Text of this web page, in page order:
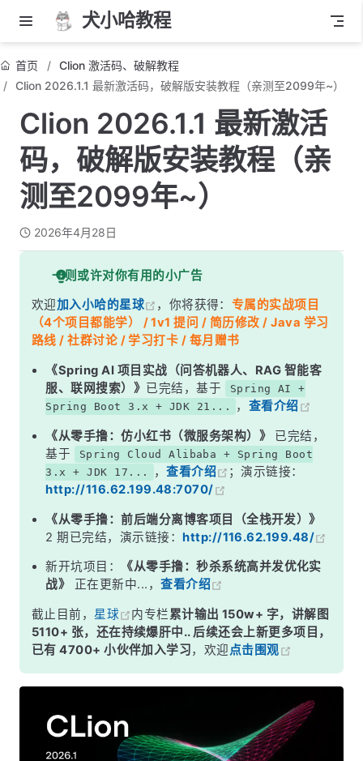
犬小哈教程
首页
Clion 激活码、破解教程
Clion 2026.1.1 最新激活码，破解版安装教程（亲测至2099年~）
Clion 2026.1.1 最新激活
码，破解版安装教程（亲
测至2099年~）
2026年4月28日
一则或许对你有用的小广告
欢迎加入小哈的星球 ，你将获得： 专属的实战项目
（4个项目都能学） / 1v1 提问 / 简历修改 / Java 学习
路线 / 社群讨论 / 学习打卡 / 每月赠书
《Spring AI 项目实战（问答机器人、RAG 智能客
服、联网搜索）》 已完结，基于
Spring AI +
Spring Boot 3.x + JDK 21...
， 查看介绍
《从零手撸：仿小红书（微服务架构）》
已完结，
基于
Spring Cloud Alibaba + Spring Boot
3.x + JDK 17...
，查看介绍
；演示链接：
http://116.62.199.48:7070/
《从零手撸：前后端分离博客项目（全栈开发）》
2 期已完结，演示链接：http://116.62.199.48/
新开坑项目：
《从零手撸：秒杀系统高并发优化实
战》
正在更新中...，查看介绍
截止目前， 星球 内专栏累计输出 150w+ 字，讲解图
5110+ 张，还在持续爆肝中.. 后续还会上新更多项目，
已有 4700+ 小伙伴加入学习，欢迎点击围观